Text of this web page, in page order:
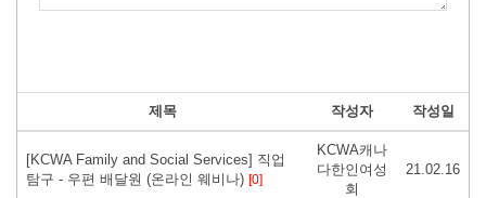
제목 작성자 작성일
[KCWA Family and Social Services] 직업
탐구 - 우편 배달원 (온라인 웨비나) [0]
KCWA캐나
다한인여성
회
21.02.16